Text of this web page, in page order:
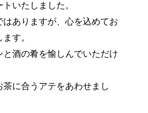
いたしました。
はありますが、心を込めてお
す。
と酒の肴を愉しんでいただけ
茶に合うアテをあわせまし